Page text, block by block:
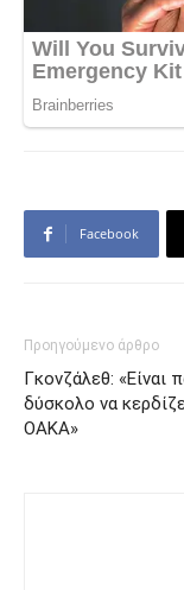
Facebook
Προηγούμενο άρθρο
Γκονζάλεθ: «Είναι
δύσκολο να
ΟΑΚΑ»